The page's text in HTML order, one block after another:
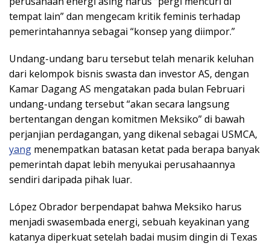
tempat lain” dan mengecam kritik feminis terhadap
pemerintahannya sebagai “konsep yang diimpor.”
Undang-undang baru tersebut telah menarik keluhan
dari kelompok bisnis swasta dan investor AS, dengan
Kamar Dagang AS mengatakan pada bulan Februari
undang-undang tersebut “akan secara langsung
bertentangan dengan komitmen Meksiko” di bawah
perjanjian perdagangan, yang dikenal sebagai USMCA,
yang menempatkan batasan ketat pada berapa banyak
pemerintah dapat lebih menyukai perusahaannya
sendiri daripada pihak luar.
López Obrador berpendapat bahwa Meksiko harus
menjadi swasembada energi, sebuah keyakinan yang
katanya diperkuat setelah badai musim dingin di Texas